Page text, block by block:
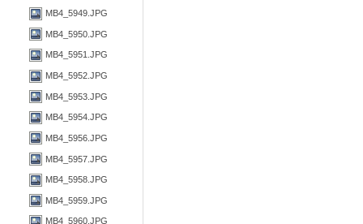
MB4_5949.JPG
MB4_5950.JPG
MB4_5951.JPG
MB4_5952.JPG
MB4_5953.JPG
MB4_5954.JPG
MB4_5956.JPG
MB4_5957.JPG
MB4_5958.JPG
MB4_5959.JPG
MB4_5960.JPG